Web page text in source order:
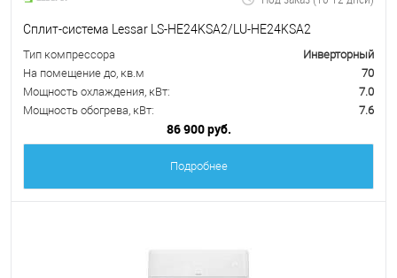
Сплит-система Lessar LS-HE24KSA2/LU-HE24KSA2
Тип компрессора
Инверторный
На помещение до, кв.м
70
Мощность охлаждения, кВт:
7.0
Мощность обогрева, кВт:
7.6
86 900 руб.
Подробнее